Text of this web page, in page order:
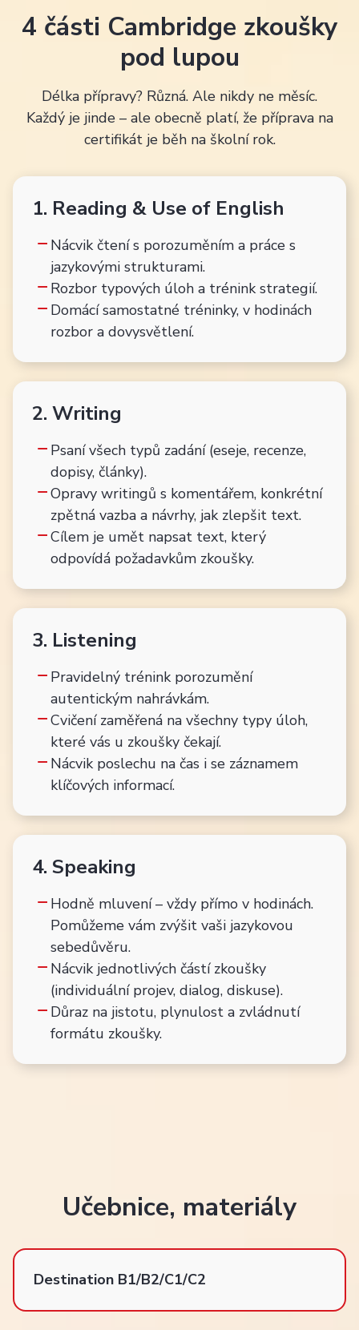
4 části Cambridge zkoušky
pod lupou
Délka přípravy? Různá. Ale nikdy ne měsíc.
Každý je jinde – ale obecně platí, že příprava na
certifikát je běh na školní rok.
1. Reading & Use of English
Nácvik čtení s porozuměním a práce s
jazykovými strukturami.
Rozbor typových úloh a trénink strategií.
Domácí samostatné tréninky, v hodinách
rozbor a dovysvětlení.
2. Writing
Psaní všech typů zadání (eseje, recenze,
dopisy, články).
Opravy writingů s komentářem, konkrétní
zpětná vazba a návrhy, jak zlepšit text.
Cílem je umět napsat text, který
odpovídá požadavkům zkoušky.
3. Listening
Pravidelný trénink porozumění
autentickým nahrávkám.
Cvičení zaměřená na všechny typy úloh,
které vás u zkoušky čekají.
Nácvik poslechu na čas i se záznamem
klíčových informací.
4. Speaking
Hodně mluvení – vždy přímo v hodinách.
Pomůžeme vám zvýšit vaši jazykovou
sebedůvěru.
Nácvik jednotlivých částí zkoušky
(individuální projev, dialog, diskuse).
Důraz na jistotu, plynulost a zvládnutí
formátu zkoušky.
Učebnice, materiály
Destination B1/B2/C1/C2